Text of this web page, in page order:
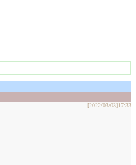
[2022/03/03]17:33